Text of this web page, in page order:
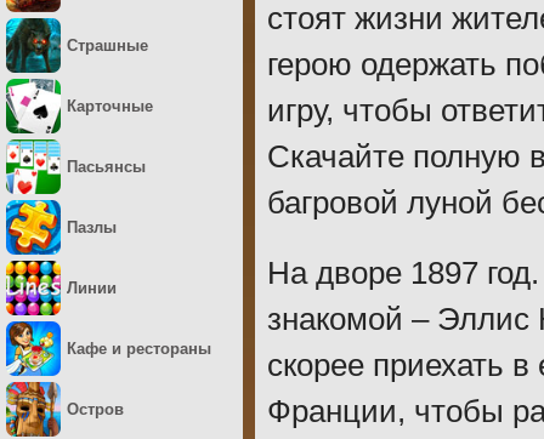
стоят жизни
герою одержать
игру, чтобы
Скачайте полную
багровой луной
На дворе 1897
знакомой – Эллис
скорее приехать
Франции, чтобы
Страшные
Карточные
Пасьянсы
Пазлы
Линии
Кафе и рестораны
Остров